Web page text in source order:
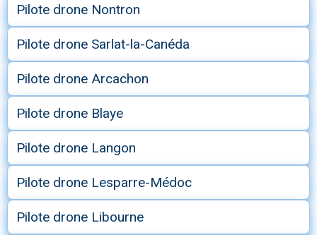
Pilote drone Nontron
Pilote drone Sarlat-la-Canéda
Pilote drone Arcachon
Pilote drone Blaye
Pilote drone Langon
Pilote drone Lesparre-Médoc
Pilote drone Libourne